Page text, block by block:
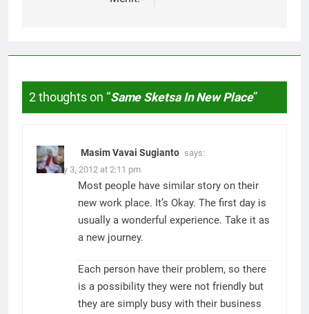
2 thoughts on “Same Sketsa In New Place”
Masim Vavai Sugianto says:
January 3, 2012 at 2:11 pm
Most people have similar story on their
new work place. It’s Okay. The first day is
usually a wonderful experience. Take it as
a new journey.
Each person have their problem, so there
is a possibility they were not friendly but
they are simply busy with their business